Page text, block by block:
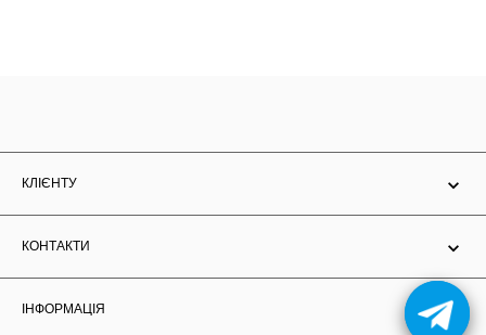
КЛІЄНТУ
КОНТАКТИ
ІНФОРМАЦІЯ